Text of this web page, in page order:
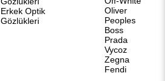
Erkek Optik
Gözlükleri
Oliver
Peoples
Boss
Prada
Vycoz
Zegna
Fendi